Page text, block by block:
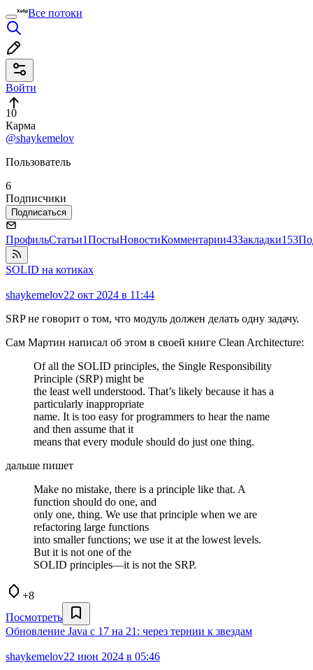
Все потоки
Войти
10
Карма
@shaykemelov
Пользователь
6
Подписчики
Подписаться
ПрофильСтатьи1ПостыНовостиКомментарии43Закладки153
SOLID на котиках
shaykemelov22 окт 2024 в 11:44
SRP не говорит о том, что модуль должен делать одну задачу.
Сам Мартин написал об этом в своей книге Clean Architecture:
Of all the SOLID principles, the Single Responsibility
Principle (SRP) might be
the least well understood. That’s likely because it has a
particularly inappropriate
name. It is too easy for programmers to hear the name
and then assume that it
means that every module should do just one thing.
дальше пишет
Make no mistake, there is a principle like that. A
function should do one, and
only one, thing. We use that principle when we are
refactoring large functions
into smaller functions; we use it at the lowest levels.
But it is not one of the
SOLID principles—it is not the SRP.
+8
Посмотреть
Обновление Java с 17 на 21: через тернии к звездам
shaykemelov22 июн 2024 в 05:46